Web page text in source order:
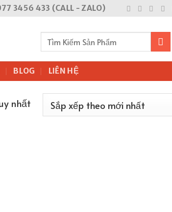
3456 433 (CALL - ZALO)
Tìm
kiếm:
BLOG LIÊN HỆ
nhất